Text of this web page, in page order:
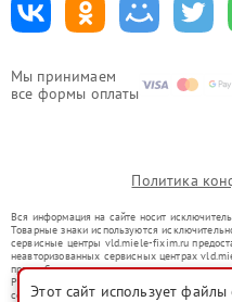
Мы принимаем
все формы оплаты
Политика
Вся информация на сайте носит
Товарные знаки используются
сервисные центры vld.miele-fixim.ru
неавторизованных сервисных центрах
правообладателями товарных знаков или
Ремонт осуществляется для устройств, уже
со статьей 1487 ГК РФ.
Этот сайт использует